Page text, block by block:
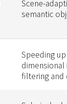
Scene-
semantic
Speeding
filtering and